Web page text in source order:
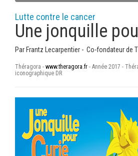
Lutte contre le cancer
Une jonquille
Par Frantz Lecarpentier - Co-fondateur de
Théragora - www.theragora.fr - Année 2017 -
iconographique DR